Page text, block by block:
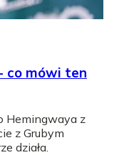
co mówi ten
Hemingwaya z
z Grubym
działa.